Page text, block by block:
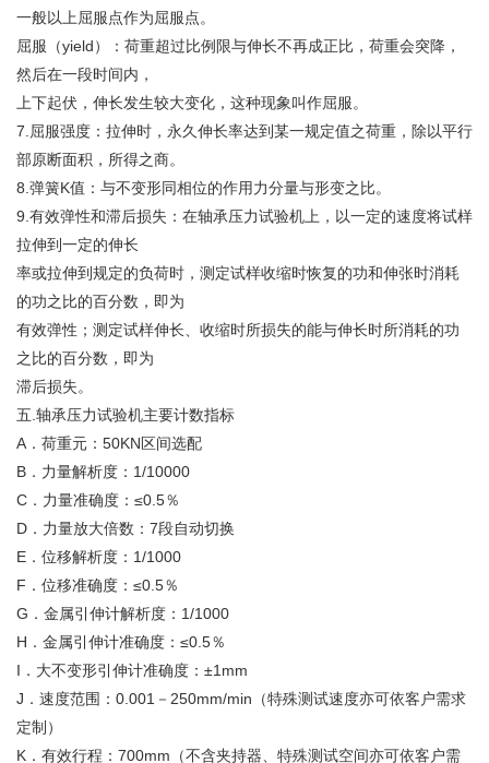
一般以上屈服点作为屈服点。
屈服（yield）：荷重超过比例限与伸长不再成正比，荷重会突降，
然后在一段时间内，
上下起伏，伸长发生较大变化，这种现象叫作屈服。
7.屈服强度：拉伸时，永久伸长率达到某一规定值之荷重，除以平行
部原断面积，所得之商。
8.弹簧K值：与不变形同相位的作用力分量与形变之比。
9.有效弹性和滞后损失：在轴承压力试验机上，以一定的速度将试样
拉伸到一定的伸长
率或拉伸到规定的负荷时，测定试样收缩时恢复的功和伸张时消耗
的功之比的百分数，即为
有效弹性；测定试样伸长、收缩时所损失的能与伸长时所消耗的功
之比的百分数，即为
滞后损失。
五.轴承压力试验机主要计数指标
A．荷重元：50KN区间选配
B．力量解析度：1/10000
C．力量准确度：≤0.5％
D．力量放大倍数：7段自动切换
E．位移解析度：1/1000
F．位移准确度：≤0.5％
G．金属引伸计解析度：1/1000
H．金属引伸计准确度：≤0.5％
I．大不变形引伸计准确度：±1mm
J．速度范围：0.001－250mm/min（特殊测试速度亦可依客户需求
定制）
K．有效行程：700mm（不含夹持器、特殊测试空间亦可依客户需